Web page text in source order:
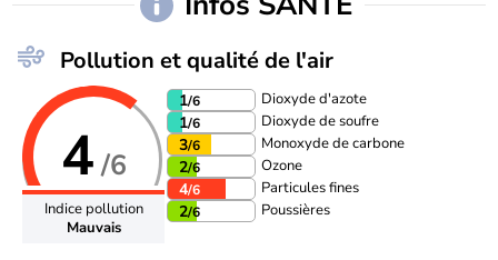
Pollution et qualité de l'air
4/6
Indice pollution
Mauvais
1/6 Dioxyde d'azote
1/6 Dioxyde de soufre
3/6 Monoxyde de carbone
2/6 Ozone
4/6 Particules fines
2/6 Poussières